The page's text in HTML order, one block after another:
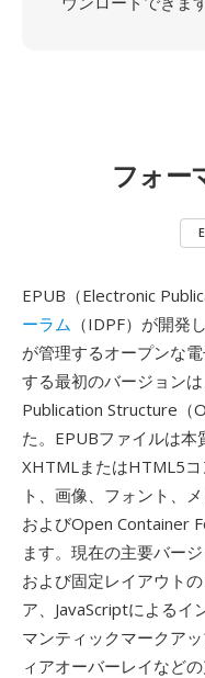
フォー
EPUB（Electronic
ーラム （IDPF）が開発
が管理するオープンな
する最初のバージョン
Publication Structure（
た。EPUBファイルは本
XHTMLまたはHTML5コ
ト、画像、フォント、
およびOpen Container
ます。現在の主要バー
および固定レイアウト
ア、JavaScriptによるイ
マンティックマークア
ィアオーバーレイなど